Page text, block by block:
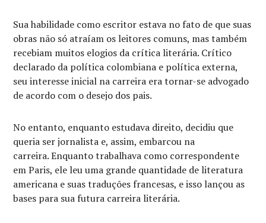
Sua habilidade como escritor estava no fato de que suas
obras não só atraíam os leitores comuns, mas também
recebiam muitos elogios da crítica literária. Crítico
declarado da política colombiana e política externa,
seu interesse inicial na carreira era tornar-se advogado
de acordo com o desejo dos pais.
No entanto, enquanto estudava direito, decidiu que
queria ser jornalista e, assim, embarcou na
carreira. Enquanto trabalhava como correspondente
em Paris, ele leu uma grande quantidade de literatura
americana e suas traduções francesas, e isso lançou as
bases para sua futura carreira literária.